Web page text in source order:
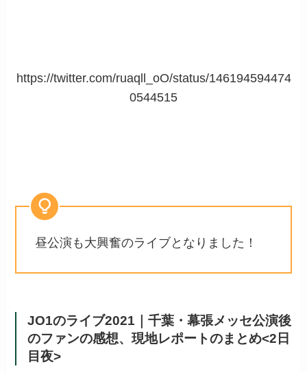
https://twitter.com/ruaqll_oO/status/146194594474
0544515
昼公演も大興奮のライブとなりました！
JO1のライブ2021｜千葉・幕張メッセ公演後
のファンの感想、現地レポートのまとめ<2日
目夜>